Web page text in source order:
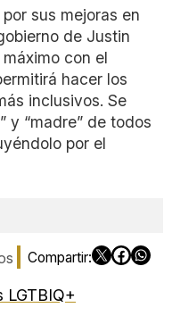
sus mejoras en
de Justin
con el
hacer los
inclusivos. Se
y “madre” de todos
por el
LGTBIQ+